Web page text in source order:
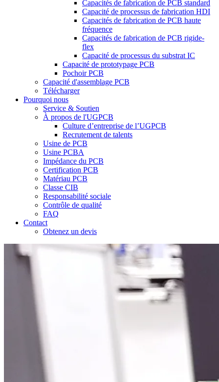
Capacités de fabrication de PCB standard
Capacité de processus de fabrication HDI
Capacités de fabrication de PCB haute
fréquence
Capacités de fabrication de PCB rigide-
flex
Capacité de processus du substrat IC
Capacité de prototypage PCB
Pochoir PCB
Capacité d'assemblage PCB
Télécharger
Pourquoi nous
Service & Soutien
À propos de l'UGPCB
Culture d’entreprise de l’UGPCB
Recrutement de talents
Usine de PCB
Usine PCBA
Impédance du PCB
Certification PCB
Matériau PCB
Classe CIB
Responsabilité sociale
Contrôle de qualité
FAQ
Contact
Obtenez un devis